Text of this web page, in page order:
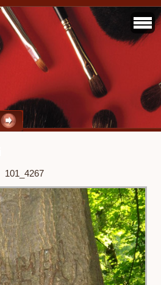
101_4267